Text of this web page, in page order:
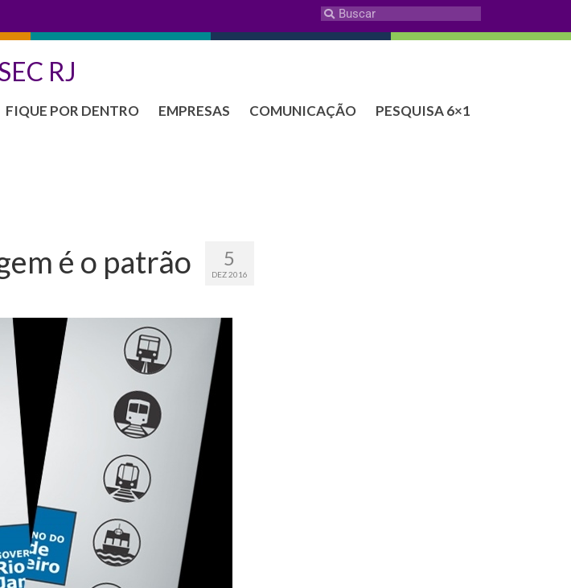
FIQUE POR DENTRO EMPRESAS COMUNICAÇÃO PESQUISA 6×1
5
DEZ 2016
é o patrão